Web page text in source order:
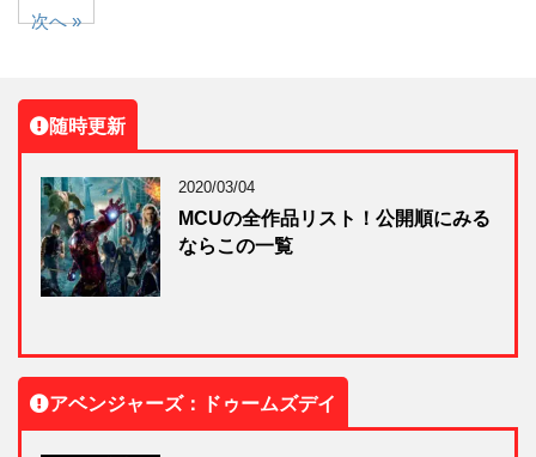
次へ »
随時更新
2020/03/04
MCUの全作品リスト！公開順にみる
ならこの一覧
アベンジャーズ：ドゥームズデイ